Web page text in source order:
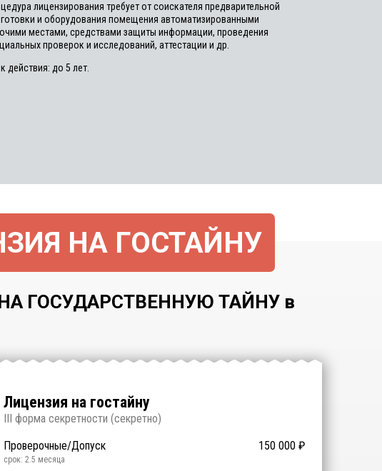
лицензирования требует от соискателя предварительной
и оборудования помещения автоматизированными
местами, средствами защиты информации, проведения
проверок и исследований, аттестации и др.
действия: до 5 лет.
НА ГОСТАЙНУ
ГОСУДАРСТВЕННУЮ ТАЙНУ в
Лицензия на гостайну
III форма секретности (секретно)
Проверочные/Допуск
150 000 ₽
срок: 2.5 месяца